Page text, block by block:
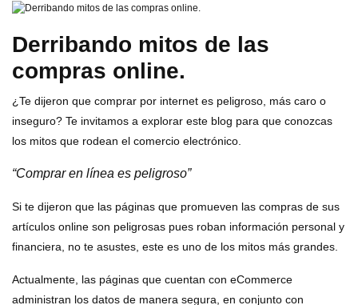
OUTLET
Derribando mitos de las
compras online.
¿Te dijeron que comprar por internet es peligroso, más caro o
inseguro? Te invitamos a explorar este blog para que conozcas
los mitos que rodean el comercio electrónico.
“Comprar en línea es peligroso”
Si te dijeron que las páginas que promueven las compras de sus
artículos online son peligrosas pues roban información personal y
financiera, no te asustes, este es uno de los mitos más grandes.
Actualmente, las páginas que cuentan con eCommerce
administran los datos de manera segura, en conjunto con